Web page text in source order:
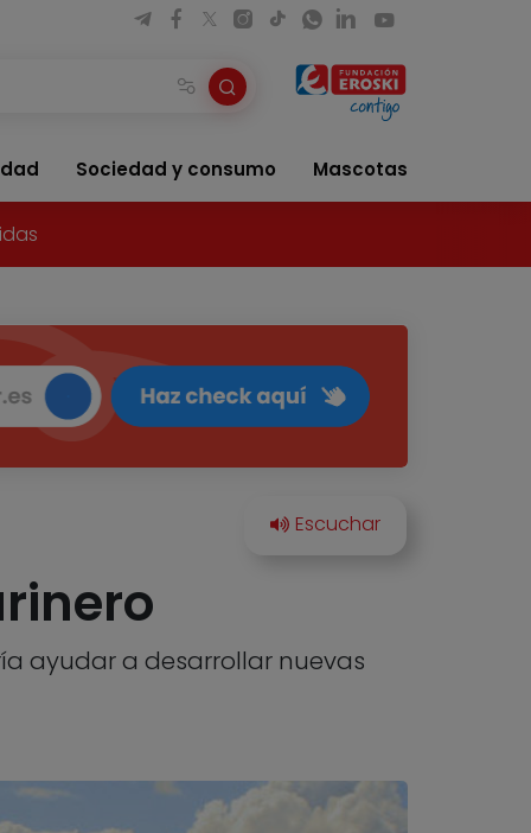
Sociedad y consumo Mascotas
ayudar a desarrollar nuevas